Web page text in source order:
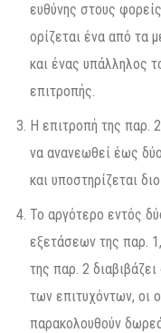
ευθύνης στους
ορίζεται ένα από τα
και ένας υπάλληλος
επιτροπής.
Η επιτροπή της παρ.
να ανανεωθεί έως
και υποστηρίζεται
Το αργότερο εντός
εξετάσεων της παρ.
της παρ. 2
των επιτυχόντων, οι
παρακολουθούν